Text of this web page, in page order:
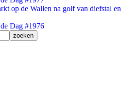
op de Wallen na golf van diefstal en
Dag #1976